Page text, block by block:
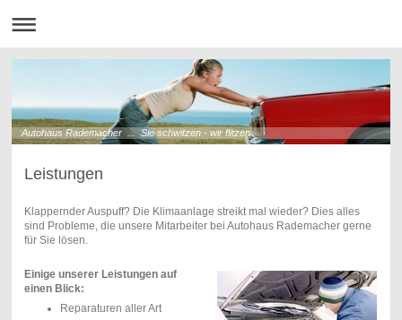
Autohaus Rademacher ... Sie schwitzen - wir flitzen
Leistungen
Klappernder Auspuff? Die Klimaanlage streikt mal wieder? Dies alles
sind Probleme, die unsere Mitarbeiter bei Autohaus Rademacher gerne
für Sie lösen.
Einige unserer Leistungen auf
einen Blick:
Reparaturen aller Art